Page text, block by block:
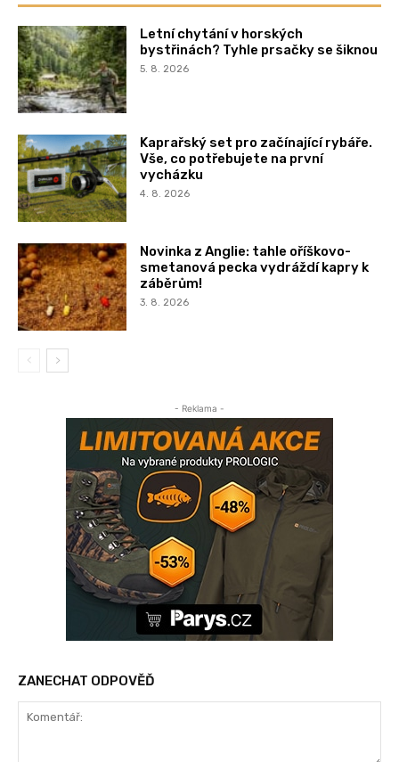
Letní chytání v horských
bystřinách? Tyhle prsačky se šiknou
5. 8. 2026
Kaprařský set pro začínající rybáře.
Vše, co potřebujete na první
vycházku
4. 8. 2026
Novinka z Anglie: tahle oříškovo-
smetanová pecka vydráždí kapry k
záběrům!
3. 8. 2026
- Reklama -
ZANECHAT ODPOVĚĎ